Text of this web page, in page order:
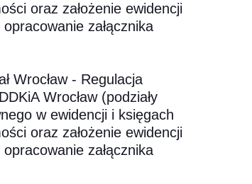
oraz założenie ewidencji
załącznika
Wrocław - Regulacja
Wrocław (podziały
w ewidencji i księgach
oraz założenie ewidencji
załącznika